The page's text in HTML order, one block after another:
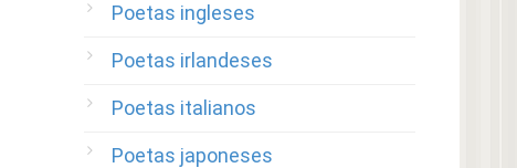
Poetas ingleses
Poetas irlandeses
Poetas italianos
Poetas japoneses